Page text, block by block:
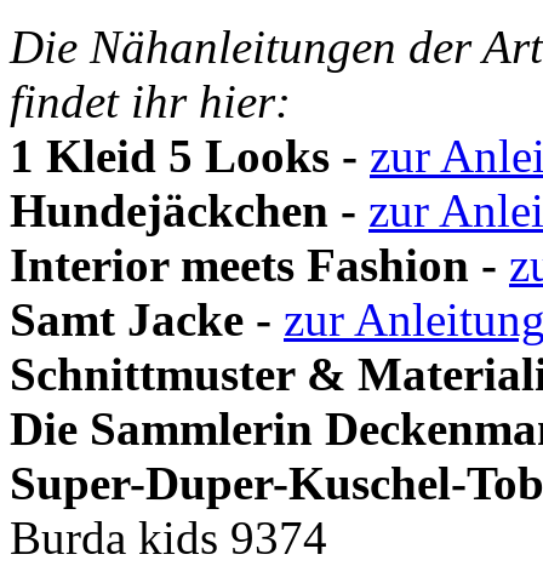
Die Nähanleitungen der
findet ihr hier:
1 Kleid 5 Looks - zur
Hundejäckchen - zur
Interior meets Fashion -
Samt Jacke - zur
Schnittmuster &
Die Sammlerin
Super-Duper-Kuschel-
Burda kids 9374